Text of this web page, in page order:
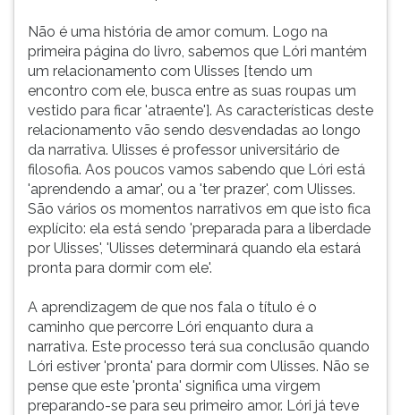
Não é uma história de amor comum. Logo na
primeira página do livro, sabemos que Lóri mantém
um relacionamento com Ulisses [tendo um
encontro com ele, busca entre as suas roupas um
vestido para ficar 'atraente']. As características deste
relacionamento vão sendo desvendadas ao longo
da narrativa. Ulisses é professor universitário de
filosofia. Aos poucos vamos sabendo que Lóri está
'aprendendo a amar', ou a 'ter prazer', com Ulisses.
São vários os momentos narrativos em que isto fica
explícito: ela está sendo 'preparada para a liberdade
por Ulisses', 'Ulisses determinará quando ela estará
pronta para dormir com ele'.
A aprendizagem de que nos fala o título é o
caminho que percorre Lóri enquanto dura a
narrativa. Este processo terá sua conclusão quando
Lóri estiver 'pronta' para dormir com Ulisses. Não se
pense que este 'pronta' significa uma virgem
preparando-se para seu primeiro amor. Lóri já teve